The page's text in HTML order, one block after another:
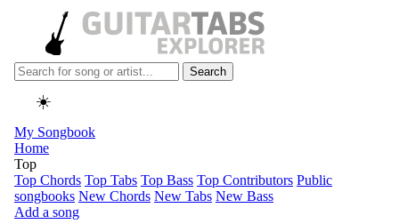
Search
☀️
My Songbook
Home
Top
Top Chords Top Tabs Top Bass Top Contributors Public
songbooks New Chords New Tabs New Bass
Add a song